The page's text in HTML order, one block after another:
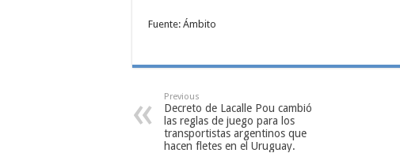
Fuente: Ámbito
Previous
Decreto de Lacalle Pou cambió
las reglas de juego para los
transportistas argentinos que
hacen fletes en el Uruguay.